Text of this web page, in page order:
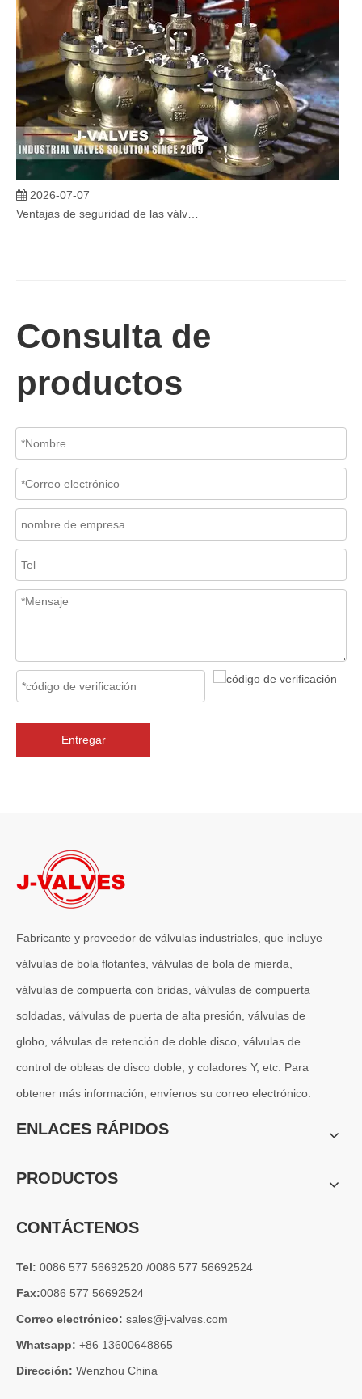
En sistemas industriales críticos, la confiabilidad de las válvulas
2026-07-06
En los sistemas de tuberías industriales, mantener la calidad del
J-VALVES fabrica válvulas de compuerta WCB de gran
Consulta de
productos
Entregar
Fabricante y proveedor de válvulas industriales, que incluye
válvulas de bola flotantes, válvulas de bola de mierda,
válvulas de compuerta con bridas, válvulas de compuerta
soldadas, válvulas de puerta de alta presión, válvulas de
globo, válvulas de retención de doble disco, válvulas de
control de obleas de disco doble, y coladores Y, etc. Para
obtener más información, envíenos su correo electrónico.
ENLACES RÁPIDOS
PRODUCTOS
CONTÁCTENOS
Tel: 0086 577 56692520 /0086 577 56692524
Fax:0086 577 56692524
Correo electrónico: sales@j-valves.com
Whatsapp: +86 13600648865
Dirección: Wenzhou China